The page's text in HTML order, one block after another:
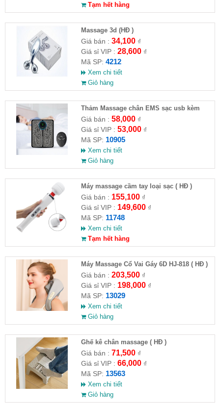
Tạm hết hàng
Massage 3d (HĐ )
Giá bán : 34,100₫
Giá sỉ VIP : 28,600₫
Mã SP: 4212
Xem chi tiết
Giỏ hàng
Thảm Massage chân EMS sạc usb kèm
remote
Giá bán : 58,000₫
Giá sỉ VIP : 53,000₫
Mã SP: 10905
Xem chi tiết
Giỏ hàng
Máy massage cầm tay loại sạc ( HĐ )
Giá bán : 155,100₫
Giá sỉ VIP : 149,600₫
Mã SP: 11748
Xem chi tiết
Tạm hết hàng
Máy Massage Cổ Vai Gáy 6D HJ-818 ( HĐ )
Giá bán : 203,500₫
Giá sỉ VIP : 198,000₫
Mã SP: 13029
Xem chi tiết
Giỏ hàng
Ghế kê chân massage ( HĐ )
Giá bán : 71,500₫
Giá sỉ VIP : 66,000₫
Mã SP: 13563
Xem chi tiết
Giỏ hàng